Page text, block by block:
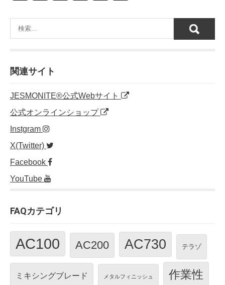
c
e
o
o
k
e
k
e
C
h
ail
関連サイト
JESMONITE®公式Webサイト
公式オンラインショップ
Instgram
X(Twitter)
Facebook
YouTube
FAQカテゴリ
AC100 AC200 AC730 テラゾ
ミキシングブレード メタルフィニッシュ 作業性